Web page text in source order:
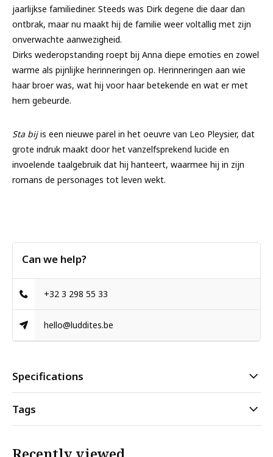
jaarlijkse familiediner. Steeds was Dirk degene die daar dan
ontbrak, maar nu maakt hij de familie weer voltallig met zijn
onverwachte aanwezigheid.
Dirks wederopstanding roept bij Anna diepe emoties en zowel
warme als pijnlijke herinneringen op. Herinneringen aan wie
haar broer was, wat hij voor haar betekende en wat er met
hem gebeurde.
Sta bijis een nieuwe parel in het oeuvre van Leo Pleysier, dat
grote indruk maakt door het vanzelfsprekend lucide en
invoelende taalgebruik dat hij hanteert, waarmee hij in zijn
romans de personages tot leven wekt.
Can we help?
+32 3 298 55 33
hello@luddites.be
Specifications
Tags